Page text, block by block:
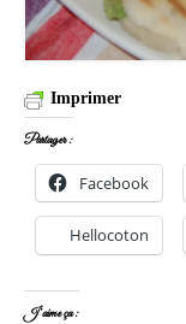
Imprimer
Partager :
Facebook
Hellocoton
J’aime ça :